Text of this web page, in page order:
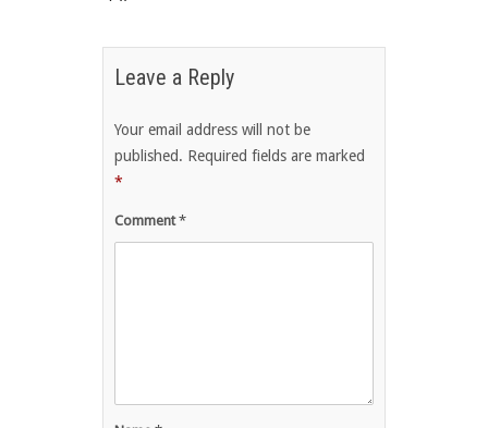
Leave a Reply
Your email address will not be
published. Required fields are marked
*
Comment*